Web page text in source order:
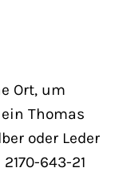
Ort, um
Thomas
oder Leder
643-21